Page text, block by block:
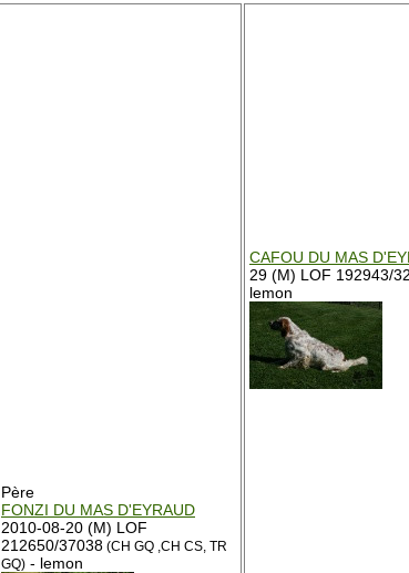
Père
FONZI DU MAS D'EYRAUD
2010-08-20 (M) LOF
212650/37038 (CH GQ ,CH CS, TR
GQ) - lemon
CAFOU DU MAS
29 (M) LOF 192943/
lemon